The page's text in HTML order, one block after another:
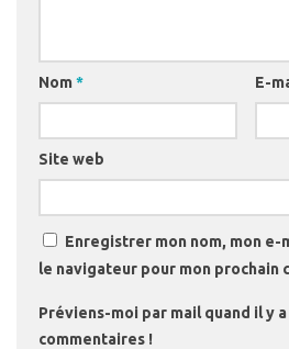
Nom * E-
Site web
Enregistrer mon nom, mon e-
le navigateur pour mon prochain
Préviens-moi par mail quand il y
commentaires !